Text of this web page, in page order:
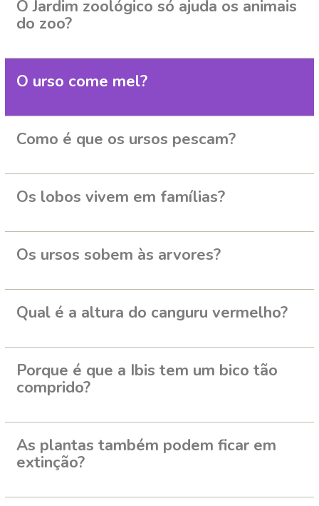
O Jardim zoológico só ajuda os animais
do zoo?
O urso come mel?
Como é que os ursos pescam?
Os lobos vivem em famílias?
Os ursos sobem às arvores?
Qual é a altura do canguru vermelho?
Porque é que a Ibis tem um bico tão
comprido?
As plantas também podem ficar em
extinção?